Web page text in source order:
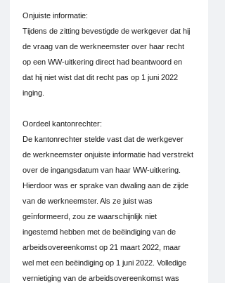
Onjuiste informatie:
Tijdens de zitting bevestigde de werkgever dat hij
de vraag van de werkneemster over haar recht
op een WW-uitkering direct had beantwoord en
dat hij niet wist dat dit recht pas op 1 juni 2022
inging.
Oordeel kantonrechter:
De kantonrechter stelde vast dat de werkgever
de werkneemster onjuiste informatie had verstrekt
over de ingangsdatum van haar WW-uitkering.
Hierdoor was er sprake van dwaling aan de zijde
van de werkneemster. Als ze juist was
geïnformeerd, zou ze waarschijnlijk niet
ingestemd hebben met de beëindiging van de
arbeidsovereenkomst op 21 maart 2022, maar
wel met een beëindiging op 1 juni 2022. Volledige
vernietiging van de arbeidsovereenkomst was